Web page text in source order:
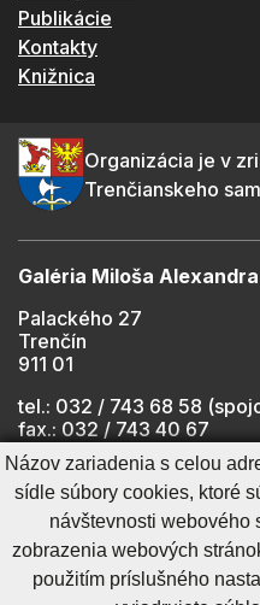
Publikácie
Kontakty
Knižnica
Organizácia je v
Trenčianskeho
Galéria Miloša
Palackého 27
Trenčín
911 01
tel.: 032 / 743 68 58
fax.: 032 / 743 40 67
e-mail:
info@gmab.sk
Cookies nastavenie
Cookies - viac informácií
Technický prevádzkovateľ
Názov zariadenia s celou
sídle súbory cookies, ktoré
návštevnosti webového
zobrazenia webových
použitím príslušného